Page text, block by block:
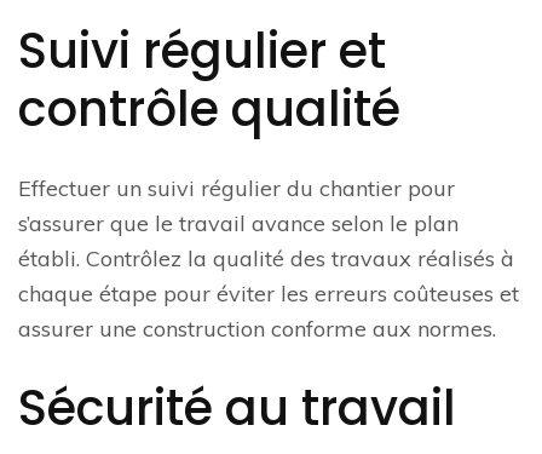
Suivi régulier et
contrôle qualité
Effectuer un suivi régulier du chantier pour
s’assurer que le travail avance selon le plan
établi. Contrôlez la qualité des travaux réalisés à
chaque étape pour éviter les erreurs coûteuses et
assurer une construction conforme aux normes.
Sécurité au travail